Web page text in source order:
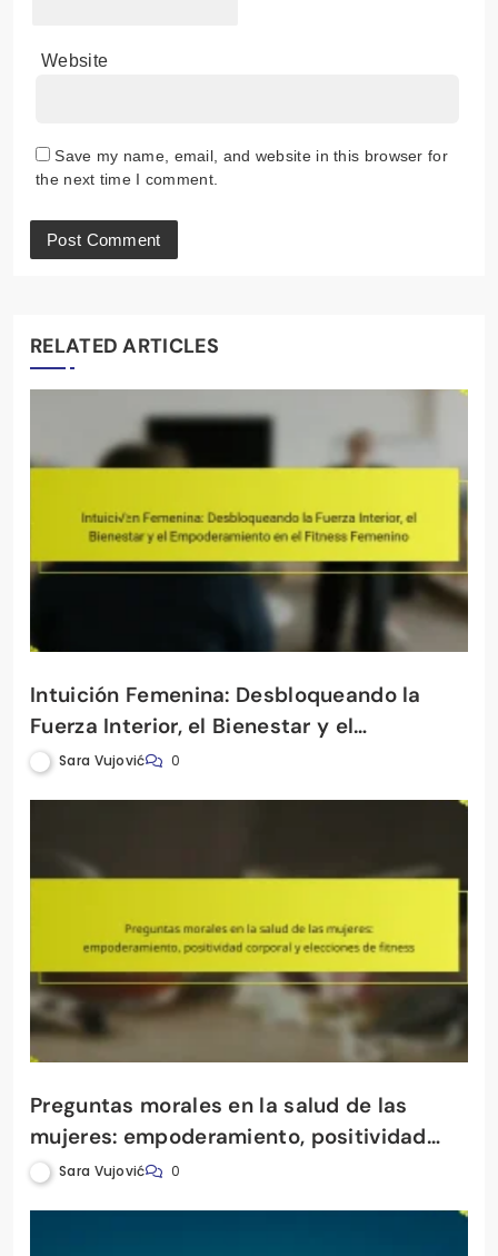
Website
Save my name, email, and website in this browser for
the next time I comment.
RELATED ARTICLES
Intuición Femenina: Desbloqueando la
Fuerza Interior, el Bienestar y el
Empoderamiento en el Fitness Femenino
Sara Vujović 0
Preguntas morales en la salud de las
mujeres: empoderamiento, positividad
corporal y elecciones de fitness
Sara Vujović 0